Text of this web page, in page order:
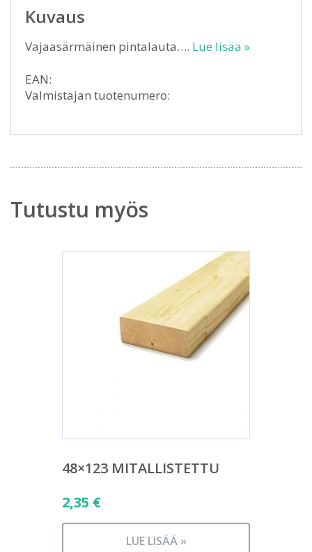
Kuvaus
Vajaasärmäinen pintalauta…. Lue lisää »
EAN:
Valmistajan tuotenumero:
Tutustu myös
48×123 MITALLISTETTU
2,35 €
LUE LISÄÄ »